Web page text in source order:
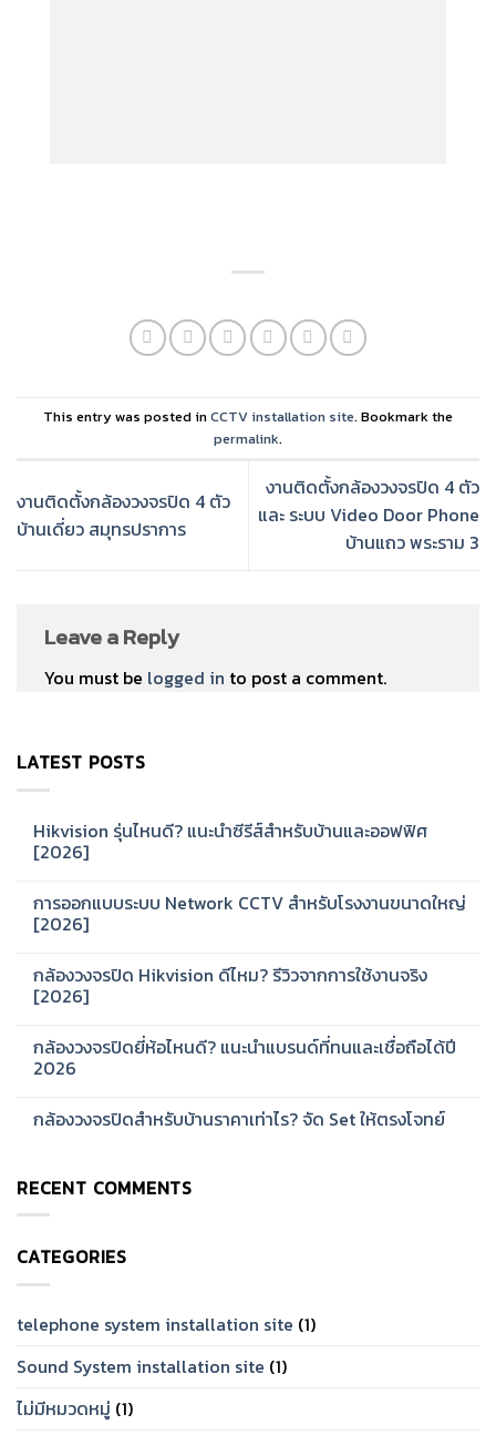
This entry was posted inCCTV installation site. Bookmark the
permalink.
งานติดตั้งกล้องวงจรปิด 4 ตัว
บ้านเดี่ยว สมุทรปราการ
งานติดตั้งกล้องวงจรปิด 4 ตัว
และ ระบบ Video Door Phone
บ้านแถว พระราม 3
Leave a Reply
You must be logged in to post a comment.
LATEST POSTS
Hikvision รุ่นไหนดี? แนะนำซีรีส์สำหรับบ้านและออฟฟิศ
[2026]
on
Hikvision
รุ่น
แนะนำ
ซี
รีส์
และ
ออฟฟิศ
[2026]
การออกแบบระบบ Network CCTV สำหรับโรงงานขนาดใหญ่
[2026]
on
การ
ออกแบบ
CCTV
สำหรับ
โรงงาน
[2026]
กล้องวงจรปิด Hikvision ดีไหม? รีวิวจากการใช้งานจริง
[2026]
on
กล้อง
วงจรปิด
ไหม?
งาน
[2026]
กล้องวงจรปิดยี่ห้อไหนดี? แนะนำแบรนด์ที่ทนและเชื่อถือได้ปี
2026
on
ดี?
แบรนด์
ทน
และ
ถือ
ปี
2026
กล้องวงจรปิดสำหรับบ้านราคาเท่าไร? จัด Set ให้ตรงโจทย์
กล้อง
วงจรปิด
สำหรับ
เท่าไร?
Set
โจทย์
RECENT COMMENTS
CATEGORIES
telephone system installation site (1)
Sound System installation site (1)
ไม่มีหมวดหมู่ (1)